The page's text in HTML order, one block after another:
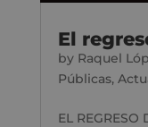
El
by Raquel
Públicas,
EL